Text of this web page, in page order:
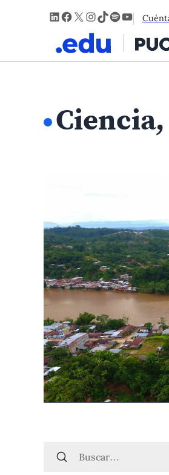
LinkedIn
Facebook
X Instagram
TikTok
Spotify